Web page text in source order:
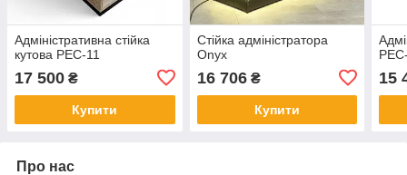
Адміністративна стійка
кутова PEC-11
17 500 ₴
Купити
Стійка адміністратора
Onyx
16 706₴
Купити
15
Про нас